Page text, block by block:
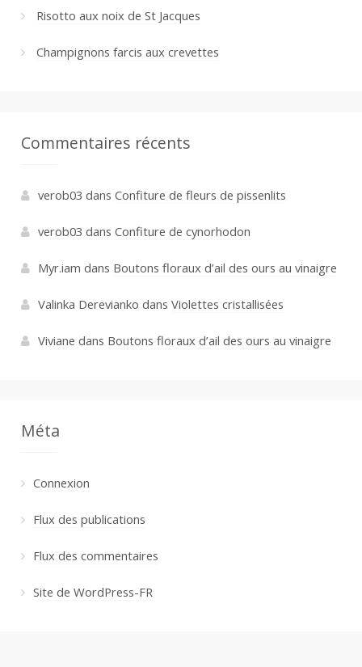
Risotto aux noix de St Jacques
Champignons farcis aux crevettes
Commentaires récents
verob03 dans Confiture de fleurs de pissenlits
verob03 dans Confiture de cynorhodon
Myr.iam dans Boutons floraux d’ail des ours au vinaigre
Valinka Derevianko dans Violettes cristallisées
Viviane dans Boutons floraux d’ail des ours au vinaigre
Méta
Connexion
Flux des publications
Flux des commentaires
Site de WordPress-FR